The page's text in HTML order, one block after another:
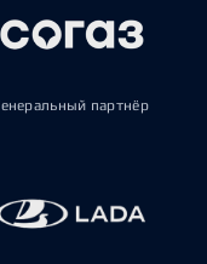
партнёр